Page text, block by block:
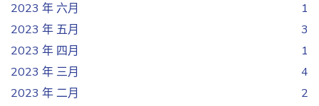
2023 年 六月
1
2023 年 五月
3
2023 年 四月
1
2023 年 三月
4
2023 年 二月
2